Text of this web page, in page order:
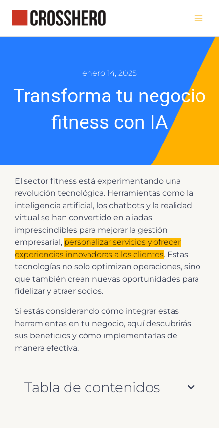
contenido
enero 14, 2025
Transforma tu negocio
fitness con IA
El sector fitness está experimentando una
revolución tecnológica. Herramientas como la
inteligencia artificial, los chatbots y la realidad
virtual se han convertido en aliadas
imprescindibles para mejorar la gestión
empresarial, personalizar servicios y ofrecer
experiencias innovadoras a los clientes. Estas
tecnologías no solo optimizan operaciones, sino
que también crean nuevas oportunidades para
fidelizar y atraer socios.
Si estás considerando cómo integrar estas
herramientas en tu negocio, aquí descubrirás
sus beneficios y cómo implementarlas de
manera efectiva.
Tabla de contenidos